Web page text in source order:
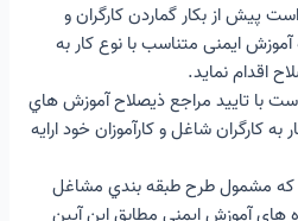
پیش از بکار گماردن کارگران و
آموزش ایمنی متناسب با نوع کار به
اقدام نماید.
با تایید مراجع ذیصلاح آموزش هاي
کارگران شاغل و کارآموزان خود ارایه
که مشمول طرح طبقه بندي مشاغل
هاي آموزش ایمنی مطابق این آیین